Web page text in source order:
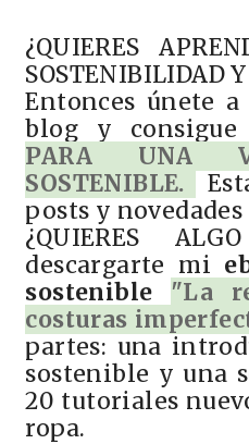
¿QUIERES
SOSTENIBILIDAD
Entonces únete
blog y consigue
PARA UNA
SOSTENIBLE.
posts y
¿QUIERES
descargarte mi
sostenible "La
costuras
partes: una
sostenible y una
20 tutoriales
ropa.